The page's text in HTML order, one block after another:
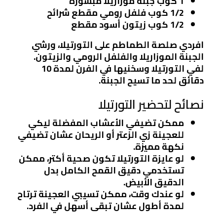
1/2 كوب فلفل رومي مقطع شرائح
1/2 كوب زيتون أسود مقطع
افردي صلصة الطماطم على التورتيلا، ورشي
الجبنة الموزاريلا والفلفل الرومي والزيتون.
لفي التورتيلا وسخنيها في الفرن لمدة 10
دقائق لحد ما تسيح الجبنة.
نصائح لتحضير التورتيلا
ممكن تضيفي الأعشاب المفضلة ليكي
للعجينة زي الزعتر أو الريحان عشان تضيفي
نكهة مميزة.
لو عايزة التورتيلا تكون صحية أكتر، ممكن
تستخدمي دقيق القمح الكامل بدل
الدقيق الأبيض.
لو عندك وقت، ممكن تسيبي العجينة ترتاح
لمدة أطول عشان تبقى أسهل في الفرد.